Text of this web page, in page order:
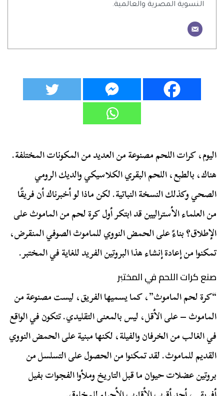
النسوية المصرية والعالمية.
اليوم، كرات اللحم مصنوعة من العديد من المكونات المختلفة.
هناك، بالطبع، اللحم البقري الكلاسيكي والديك الرومي
الصحي وكذلك النسخة النباتية. لكن ماذا لو أخبرناك أن فريقًا
من العلماء الأستراليين قد ابتكر أول كرة لحم من الماموث على
الإطلاق؟ بناءً على الحمض النووي للماموث الصوفي المنقرض،
تمكنوا من إعادة إنشاء هذا البروتين الفريد للغاية في المختبر.
صنع كرات اللحم في المختبر
“كرة لحم الماموث”، كما يسميها الفريق، ليست مصنوعة من
الماموث – على الأقل، ليس بالمعنى التقليدي. تتكون في الواقع
في الغالب من الخرفان والفيلة، لكنها مبنية على الحمض النووي
القديم للماموث. لقد تمكنوا من الحصول على التسلسل من
بروتين عضلات حيوان ما قبل التاريخ وملأوا الفجوات بفيل